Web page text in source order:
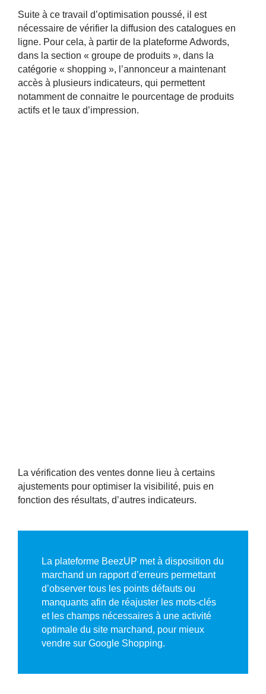
Suite à ce travail d’optimisation poussé, il est
nécessaire de vérifier la diffusion des catalogues en
ligne. Pour cela, à partir de la plateforme Adwords,
dans la section « groupe de produits », dans la
catégorie « shopping », l’annonceur a maintenant
accès à plusieurs indicateurs, qui permettent
notamment de connaitre le pourcentage de produits
actifs et le taux d’impression.
La vérification des ventes donne lieu à certains
ajustements pour optimiser la visibilité, puis en
fonction des résultats, d’autres indicateurs.
La plateforme BeezUP met à disposition du
marchand un rapport d’erreurs permettant
d’observer tous les points défauts ou
manquants afin de réajuster les mots-clés
et les champs nécessaires à une activité
optimale du site marchand, pour mieux
vendre sur Google Shopping.